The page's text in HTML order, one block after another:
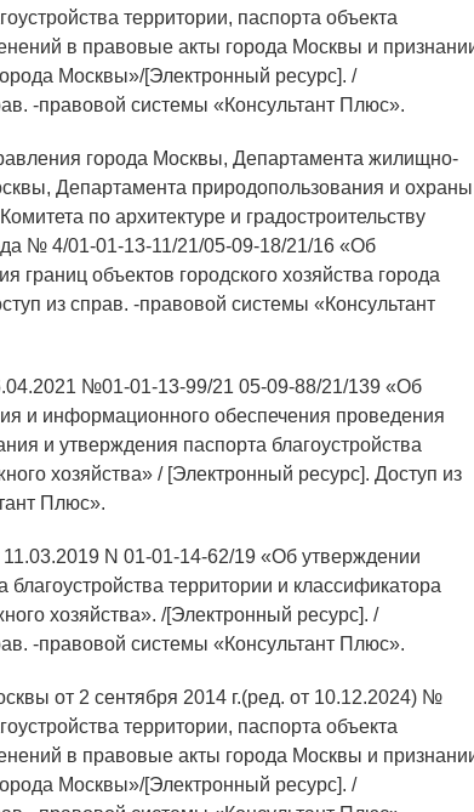
территории, паспорта объекта
в правовые акты города Москвы и
Москвы»/[Электронный ресурс]. /
-правовой системы «Консультант Плюс».
города Москвы, Департамента жилищно-
Департамента природопользования и охраны
по архитектуре и градостроительству
№ 4/01-01-13-11/21/05-09-18/21/16 «Об
объектов городского хозяйства города
из справ. -правовой системы «Консультант
№01-01-13-99/21 05-09-88/21/139 «Об
и информационного обеспечения проведения
и утверждения паспорта благоустройства
хозяйства» / [Электронный ресурс]. Доступ из
Плюс».
N 01-01-14-62/19 «Об утверждении
территории и классификатора
хозяйства». /[Электронный ресурс]. /
-правовой системы «Консультант Плюс».
от 2 сентября 2014 г.(ред. от 10.12.2024) №
территории, паспорта объекта
в правовые акты города Москвы и
Москвы»/[Электронный ресурс]. /